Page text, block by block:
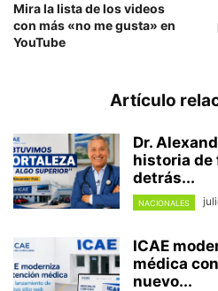
Mira la lista de los videos
con más «no me gusta» en
YouTube
Artículo
Dr.
historia de
detrás...
NACIONALES
ICAE
médica
nuevo...